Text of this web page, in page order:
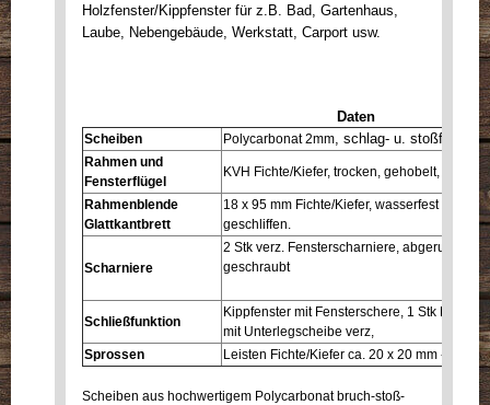
Holzfenster/Kippfenster für z.B. Bad, Gartenhaus,
Laube, Nebengebäude, Werkstatt, Carport usw.
Daten
Scheiben Polycarbonat 2mm , schlag- u. stoßfest
Rahmen und
Fensterflügel
KVH Fichte/Kiefer, trocken, gehobelt, gefast
Rahmenblende
Glattkantbrett
18 x 95 mm Fichte/Kiefer, wasserfest auf
geschliffen.
Scharniere
2 Stk verz. Fensterscharniere, abgerundete
geschraubt
Schließfunktion
Kippfenster mit Fensterschere, 1 Stk
mit Unterlegscheibe verz,
Sprossen
Leisten Fichte/Kiefer ca. 20 x 20 mm -
Scheiben aus hochwertigem Polycarbonat bruch-stoß-